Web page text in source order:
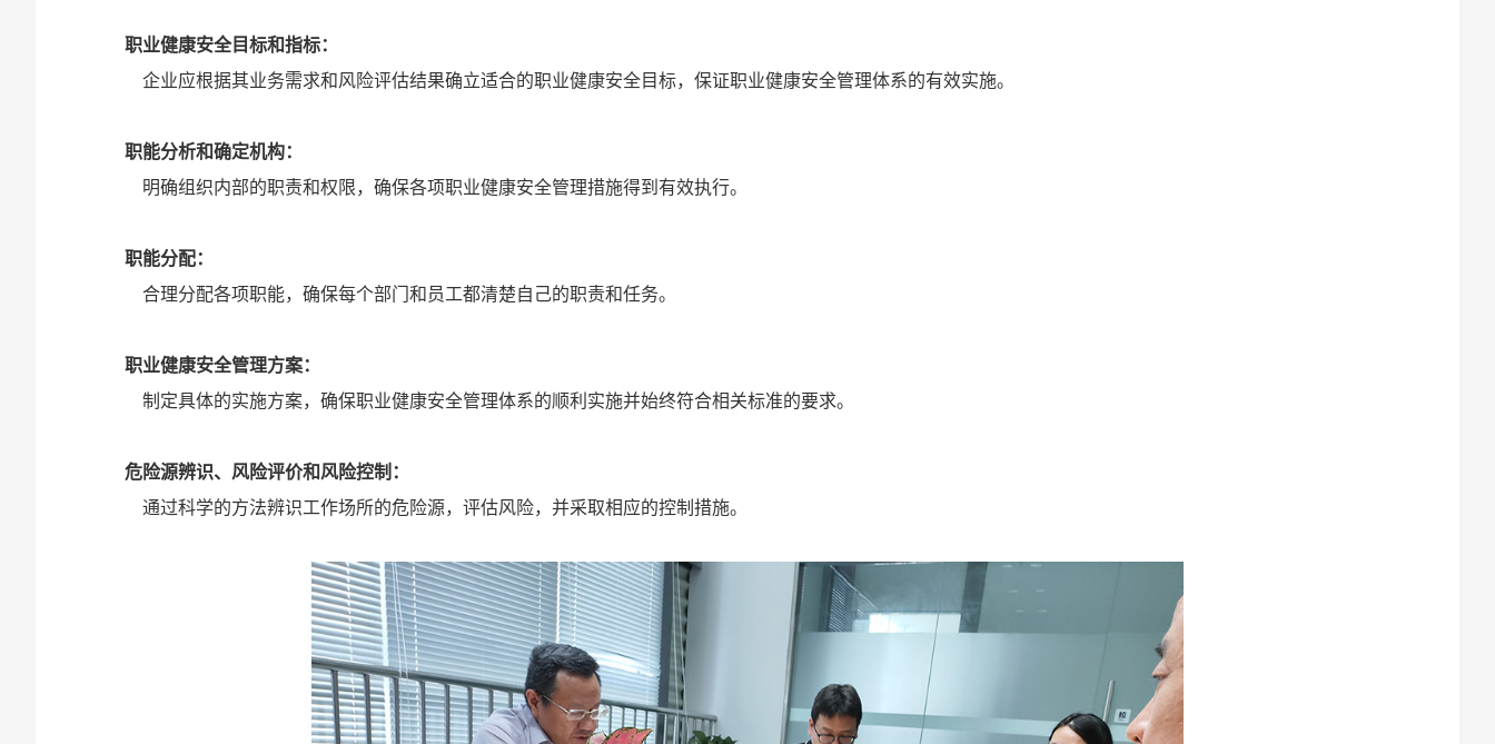
‌职业健康安全目标和指标‌：
企业应根据其业务需求和风险评估结果确立适合的职业健康安全目标，保证职业健康安全管理体系的有效实施‌。
‌职能分析和确定机构‌：
明确组织内部的职责和权限，确保各项职业健康安全管理措施得到有效执行。‌
‌职能分配‌：
合理分配各项职能，确保每个部门和员工都清楚自己的职责和任务。‌
职业健康安全管理方案‌：
制定具体的实施方案，确保职业健康安全管理体系的顺利实施并始终符合相关标准的要求‌。
‌危险源辨识、风险评价和风险控制‌：
通过科学的方法辨识工作场所的危险源，评估风险，并采取相应的控制措施‌。